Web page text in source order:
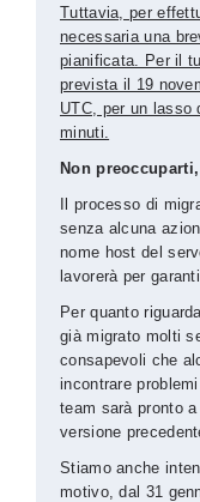
Tuttavia, per
necessaria una
pianificata. Per il
prevista il 19
UTC, per un lasso
minuti.
Non
Il processo di
senza alcuna
nome host del
lavorerà per
Per quanto
già migrato molti
consapevoli che
incontrare
team sarà pronto
versione
Stiamo anche
motivo, dal 31